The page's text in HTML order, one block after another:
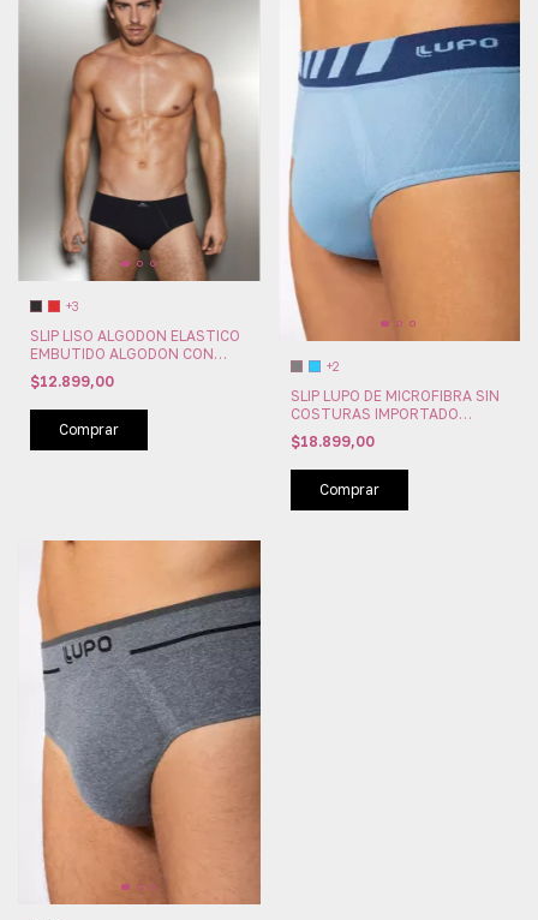
+3
SLIP LISO ALGODON ELASTICO
EMBUTIDO ALGODON CON
LYCRA XY (XY2300)
$12.899,00
Comprar
+2
SLIP LUPO DE MICROFIBRA SIN
COSTURAS IMPORTADO
(LU691)
$18.899,00
Comprar